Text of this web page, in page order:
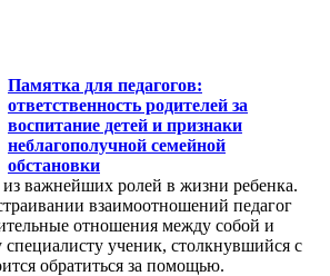
Памятка для педагогов:
ответственность родителей за
воспитание детей и признаки
неблагополучной семейной
обстановки
из важнейших ролей в жизни ребенка.
взаимоотношений педагог
отношения между собой и
ученик, столкнувшийся с
обратиться за помощью.